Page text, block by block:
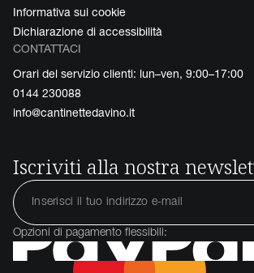
Informativa sui cookie
Dichiarazione di accessibilità
CONTATTACI
Orari del servizio clienti: lun–ven, 9:00–17:00
0144 230088
info@cantinettedavino.it
Iscriviti alla nostra
Opzioni di pagamento flessibili: